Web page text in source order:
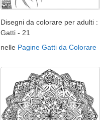
Disegni da colorare per adulti :
Gatti - 21
nelle Pagine Gatti da Colorare